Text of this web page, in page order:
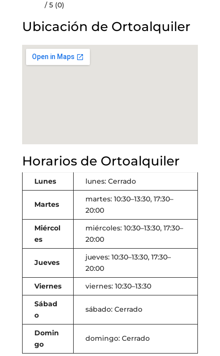
/ 5 (0)
Ubicación de Ortoalquiler
Horarios de Ortoalquiler
Lunes lunes: Cerrado
Martes
martes: 10:30–13:30, 17:30–
20:00
Miércol
es
miércoles: 10:30–13:30, 17:30–
20:00
Jueves
jueves: 10:30–13:30, 17:30–
20:00
Viernes
viernes: 10:30–13:30
Sábad
o
sábado: Cerrado
Domin
go
domingo: Cerrado